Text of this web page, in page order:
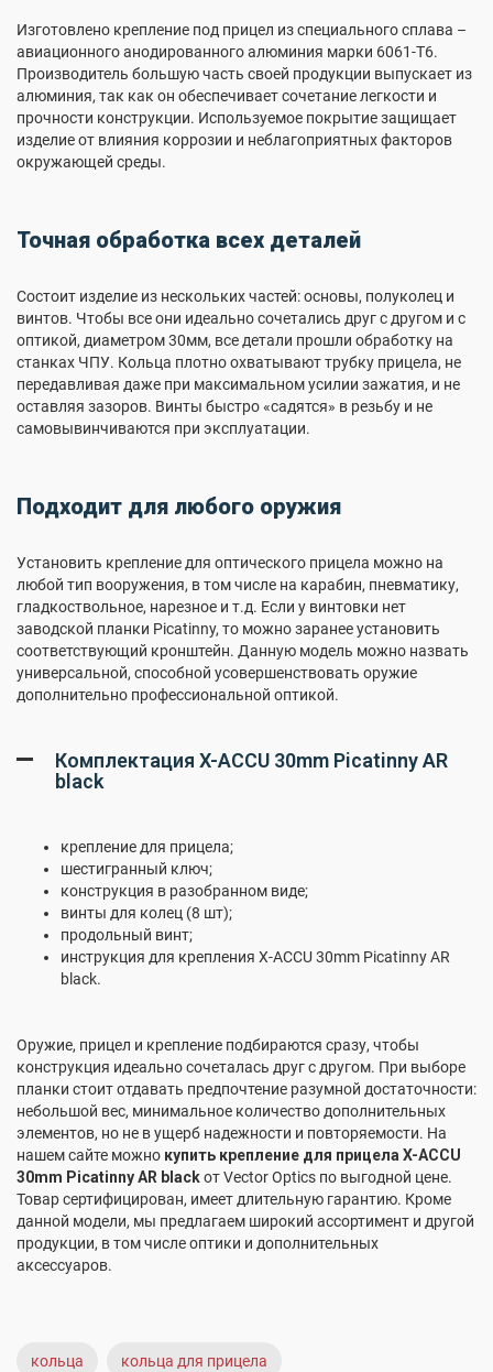
Изготовлено крепление под прицел из специального сплава –
авиационного анодированного алюминия марки 6061-T6.
Производитель большую часть своей продукции выпускает из
алюминия, так как он обеспечивает сочетание легкости и
прочности конструкции. Используемое покрытие защищает
изделие от влияния коррозии и неблагоприятных факторов
окружающей среды.
Точная обработка всех деталей
Состоит изделие из нескольких частей: основы, полуколец и
винтов. Чтобы все они идеально сочетались друг с другом и с
оптикой, диаметром 30мм, все детали прошли обработку на
станках ЧПУ. Кольца плотно охватывают трубку прицела, не
передавливая даже при максимальном усилии зажатия, и не
оставляя зазоров. Винты быстро «садятся» в резьбу и не
самовывинчиваются при эксплуатации.
Подходит для любого оружия
Установить крепление для оптического прицела можно на
любой тип вооружения, в том числе на карабин, пневматику,
гладкоствольное, нарезное и т.д. Если у винтовки нет
заводской планки Picatinny, то можно заранее установить
соответствующий кронштейн. Данную модель можно назвать
универсальной, способной усовершенствовать оружие
дополнительно профессиональной оптикой.
Комплектация X-ACCU 30mm Picatinny AR
black
крепление для прицела;
шестигранный ключ;
конструкция в разобранном виде;
винты для колец (8 шт);
продольный винт;
инструкция для крепления X-ACCU 30mm Picatinny AR
black.
Оружие, прицел и крепление подбираются сразу, чтобы
конструкция идеально сочеталась друг с другом. При выборе
планки стоит отдавать предпочтение разумной достаточности:
небольшой вес, минимальное количество дополнительных
элементов, но не в ущерб надежности и повторяемости. На
нашем сайте можно купить крепление для прицела X-ACCU
30mm Picatinny AR blackот Vector Optics по выгодной цене.
Товар сертифицирован, имеет длительную гарантию. Кроме
данной модели, мы предлагаем широкий ассортимент и другой
продукции, в том числе оптики и дополнительных
аксессуаров.
кольца кольца для прицела